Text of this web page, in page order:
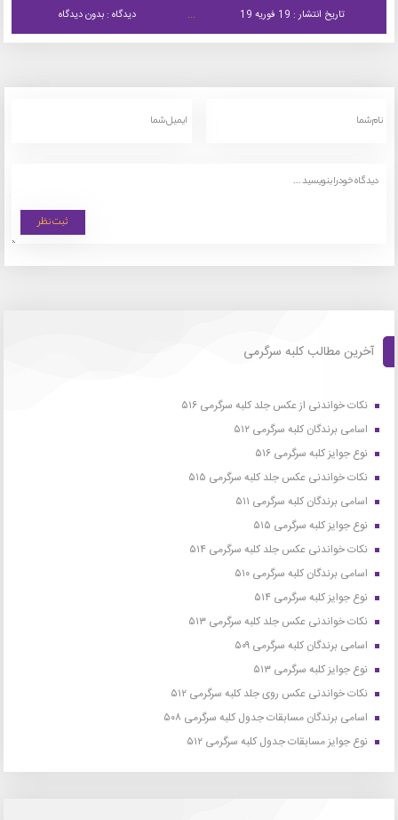
تاریخ انتشار : 19 فوریه 19 دیدگاه : بدون دیدگاه
آخرین مطالب کلبه سرگرمی
نکات خواندنی از عکس جلد کلبه سرگرمی ۵۱۶
اسامی برندگان کلبه سرگرمی ۵۱۲
نوع جوایز کلبه سرگرمی ۵۱۶
نکات خواندنی عکس جلد کلبه سرگرمی ۵۱۵
اسامی برندگان کلبه سرگرمی ۵۱۱
نوع جوایز کلبه سرگرمی ۵۱۵
نکات خواندنی عکس جلد کلبه سرگرمی ۵۱۴
اسامی برندگان کلبه سرگرمی ۵۱۰
نوع جوایز کلبه سرگرمی ۵۱۴
نکات خواندنی عکس جلد کلبه سرگرمی ۵۱۳
اسامی برندگان کلبه سرگرمی ۵۰۹
نوع جوایز کلبه سرگرمی ۵۱۳
نکات خواندنی عکس روی جلد کلبه سرگرمی ۵۱۲
اسامی برندگان مسابقات جدول کلبه سرگرمی ۵۰۸
نوع جوایز مسابقات جدول کلبه سرگرمی ۵۱۲